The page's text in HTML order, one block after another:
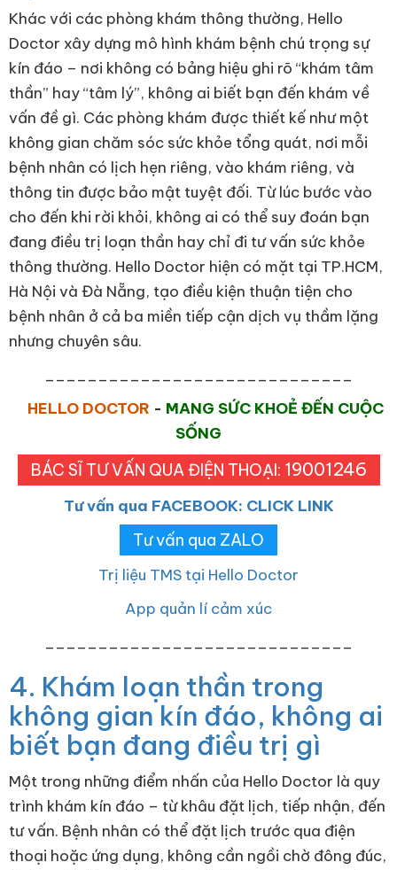
Khác với các phòng khám thông thường, Hello
Doctor xây dựng mô hình khám bệnh chú trọng sự
kín đáo – nơi không có bảng hiệu ghi rõ “khám tâm
thần” hay “tâm lý”, không ai biết bạn đến khám về
vấn đề gì. Các phòng khám được thiết kế như một
không gian chăm sóc sức khỏe tổng quát, nơi mỗi
bệnh nhân có lịch hẹn riêng, vào khám riêng, và
thông tin được bảo mật tuyệt đối. Từ lúc bước vào
cho đến khi rời khỏi, không ai có thể suy đoán bạn
đang điều trị loạn thần hay chỉ đi tư vấn sức khỏe
thông thường. Hello Doctor hiện có mặt tại TP.HCM,
Hà Nội và Đà Nẵng, tạo điều kiện thuận tiện cho
bệnh nhân ở cả ba miền tiếp cận dịch vụ thầm lặng
nhưng chuyên sâu.
HELLO DOCTOR - MANG SỨC KHOẺ ĐẾN CUỘC
SỐNG
BÁC SĨ TƯ VẤN QUA ĐIỆN THOẠI: 19001246
Tư vấn qua FACEBOOK: CLICK LINK
Tư vấn qua ZALO
Trị liệu TMS tại Hello Doctor
App quản lí cảm xúc
4. Khám loạn thần trong
không gian kín đáo, không ai
biết bạn đang điều trị gì
Một trong những điểm nhấn của Hello Doctor là quy
trình khám kín đáo – từ khâu đặt lịch, tiếp nhận, đến
tư vấn. Bệnh nhân có thể đặt lịch trước qua điện
thoại hoặc ứng dụng, không cần ngồi chờ đông đúc,